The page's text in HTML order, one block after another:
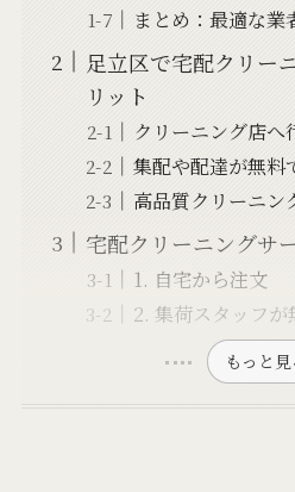
まとめ：最適な業
足立区で宅配クリー
リット
クリーニング店へ
集配や配達が無料
高品質クリーニン
宅配クリーニングサ
1. 自宅から注文
2. 集荷スタッフが
もっと見